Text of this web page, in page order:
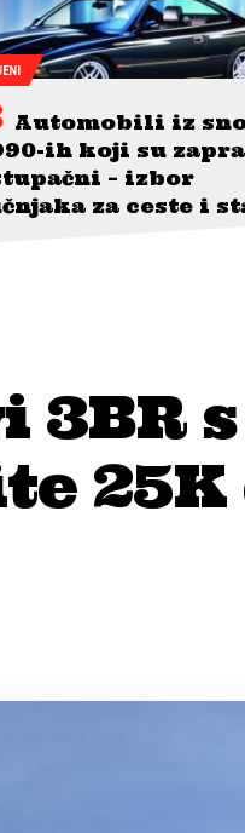
Automobili iz
ih koji su
– izbor
za ceste i
3BR s
25K